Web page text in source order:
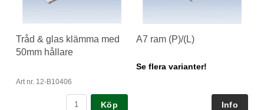
Tråd & glas klämma med
50mm hållare
Art nr. 12-B10406
Köp
A7 ram (P)/(L)
Se flera varianter!